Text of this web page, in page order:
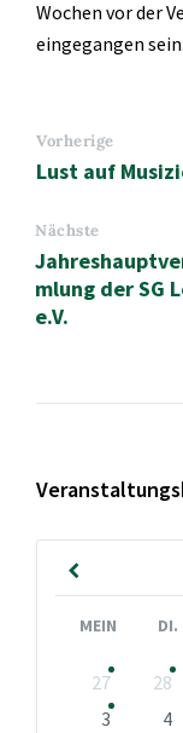
Wochen vor der
eingegangen sein.
Vorherige
Lust auf
Nächste
mlung der SG
e.V.
Vormonat
MEIN DI.
Kalendertage
überspringen
27 28
3
4